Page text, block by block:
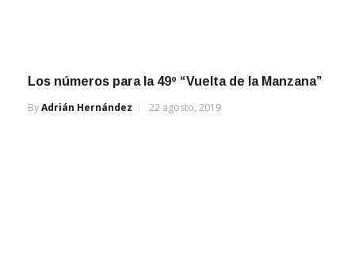
Los números para la 49º “Vuelta de la Manzana”
ByAdrián Hernández 22 agosto, 2019